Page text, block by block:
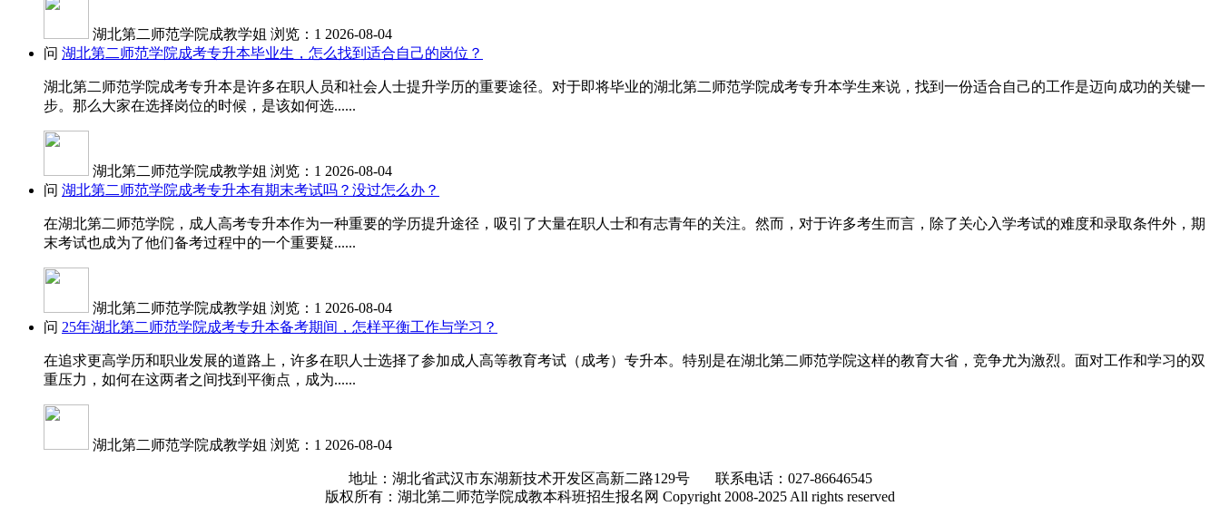
湖北第二师范学院成教学姐 浏览：1 2026-08-04
问 湖北第二师范学院成考专升本毕业生，怎么找到适合自己的岗位？
湖北第二师范学院成考专升本是许多在职人员和社会人士提升学历的重要途径。对于即将毕业的湖北第二师范学院成考专升本学生来说，找到一份适合自己的工作是迈向成功的关键一
步。那么大家在选择岗位的时候，是该如何选......
湖北第二师范学院成教学姐 浏览：1 2026-08-04
问 湖北第二师范学院成考专升本有期末考试吗？没过怎么办？
在湖北第二师范学院，成人高考专升本作为一种重要的学历提升途径，吸引了大量在职人士和有志青年的关注。然而，对于许多考生而言，除了关心入学考试的难度和录取条件外，期
末考试也成为了他们备考过程中的一个重要疑......
湖北第二师范学院成教学姐 浏览：1 2026-08-04
问 25年湖北第二师范学院成考专升本备考期间，怎样平衡工作与学习？
在追求更高学历和职业发展的道路上，许多在职人士选择了参加成人高等教育考试（成考）专升本。特别是在湖北第二师范学院这样的教育大省，竞争尤为激烈。面对工作和学习的双
重压力，如何在这两者之间找到平衡点，成为......
湖北第二师范学院成教学姐 浏览：1 2026-08-04
地址：湖北省武汉市东湖新技术开发区高新二路129号 联系电话：027-86646545
版权所有：湖北第二师范学院成教本科班招生报名网 Copyright 2008-2025 All rights reserved